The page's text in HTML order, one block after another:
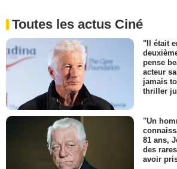
Toutes les actus Ciné
"Il était
pense
acteur
jamais
thriller
"Un
81 ans,
des
avoir